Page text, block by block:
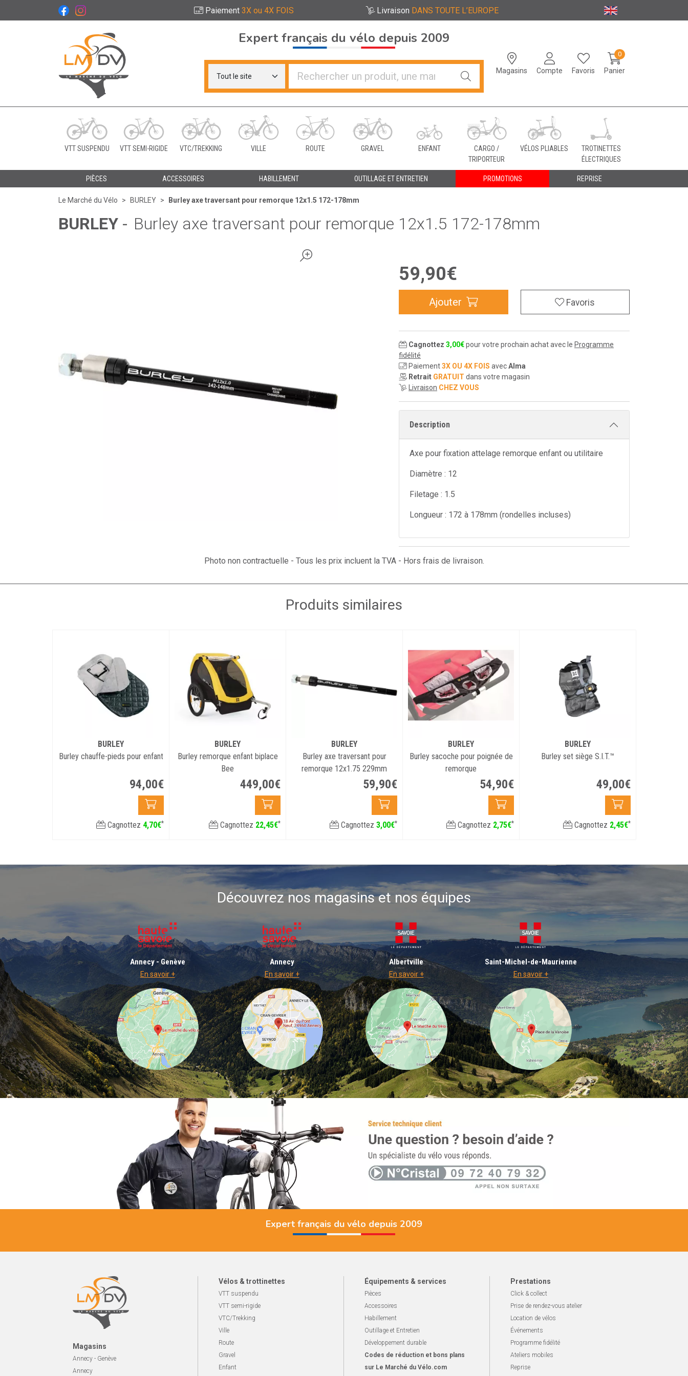
Paiement 3X ou 4X FOIS Livraison DANS TOUTE L’EUROPE
Le Marché du Vélo Votre distributeurs de vélo
Magasins Compte Favoris Panier
0
Expert français du vélo depuis 2009
VTT SUSPENDU VTT SEMI-RIGIDE VTC/TREKKING VILLE ROUTE GRAVEL ENFANT
CARGO /
TRIPORTEUR
VÉLOS PLIABLES
TROTINETTES
ÉLECTRIQUES
PIÈCES ACCESSOIRES HABILLEMENT OUTILLAGE ET ENTRETIEN PROMOTIONS REPRISE
Le Marché du Vélo BURLEY Burley axe traversant pour remorque 12x1.5 172-178mm
BURLEY - Burley axe traversant pour remorque 12x1.5 172-178mm
59,90€
Ajouter Favoris
Cagnottez 3,00€pour votre prochain achat avec le Programme
fidélité
Paiement3X OU 4X FOIS avecAlma
Retrait GRATUIT dans votre magasin
Livraison CHEZ VOUS
Description
Axe pour fixation attelage remorque enfant ou utilitaire
Diamètre : 12
Filetage : 1.5
Longueur : 172 à 178mm (rondelles incluses)
Photo non contractuelle - Tous les prix incluent la TVA - Hors frais de livraison.
Produits similaires
BURLEY
Burley chauffe-pieds pour enfant
94,00€
Cagnottez 4,70€*
BURLEY
Burley remorque enfant biplace
Bee
449,00€
Cagnottez 22,45€*
BURLEY
Burley axe traversant pour
remorque 12x1.75 229mm
59,90€
Cagnottez 3,00€*
BURLEY
Burley sacoche pour poignée de
remorque
54,90€
Cagnottez 2,75€*
BURLEY
Burley set siège S.I.T.™
49,00€
Cagnottez 2,45€*
Découvrez nos magasins et nos équipes
Annecy - Genève
En savoir +
Annecy
En savoir +
Albertville
En savoir +
Saint-Michel-de-Maurienne
En savoir +
Expert français du vélo depuis 2009
Magasins
Annecy - Genève
Annecy
Vélos & trottinettes
VTT suspendu
VTT semi-rigide
VTC/Trekking
Ville
Route
Gravel
Enfant
Équipements & services
Pièces
Accessoires
Habillement
Outillage et Entretien
Développement durable
Codes de réduction et bons plans
sur Le Marché du Vélo.com
Prestations
Click & collect
Prise de rendez-vous atelier
Location de vélos
Événements
Programme fidélité
Ateliers mobiles
Reprise